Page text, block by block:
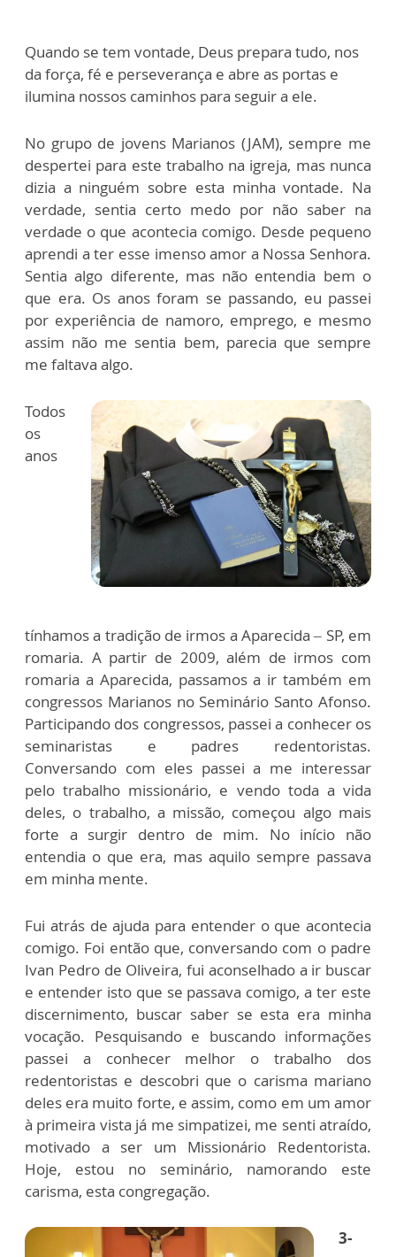
Quando se tem vontade, Deus prepara tudo, nos
da força, fé e perseverança e abre as portas e
ilumina nossos caminhos para seguir a ele.
No grupo de jovens Marianos (JAM), sempre me
despertei para este trabalho na igreja, mas nunca
dizia a ninguém sobre esta minha vontade. Na
verdade, sentia certo medo por não saber na
verdade o que acontecia comigo. Desde pequeno
aprendi a ter esse imenso amor a Nossa Senhora.
Sentia algo diferente, mas não entendia bem o
que era. Os anos foram se passando, eu passei
por experiência de namoro, emprego, e mesmo
assim não me sentia bem, parecia que sempre
me faltava algo.
Todos
os
anos
tínhamos a tradição de irmos a Aparecida – SP, em
romaria. A partir de 2009, além de irmos com
romaria a Aparecida, passamos a ir também em
congressos Marianos no Seminário Santo Afonso.
Participando dos congressos, passei a conhecer os
seminaristas e padres redentoristas.
Conversando com eles passei a me interessar
pelo trabalho missionário, e vendo toda a vida
deles, o trabalho, a missão, começou algo mais
forte a surgir dentro de mim. No início não
entendia o que era, mas aquilo sempre passava
em minha mente.
Fui atrás de ajuda para entender o que acontecia
comigo. Foi então que, conversando com o padre
Ivan Pedro de Oliveira, fui aconselhado a ir buscar
e entender isto que se passava comigo, a ter este
discernimento, buscar saber se esta era minha
vocação. Pesquisando e buscando informações
passei a conhecer melhor o trabalho dos
redentoristas e descobri que o carisma mariano
deles era muito forte, e assim, como em um amor
à primeira vista já me simpatizei, me senti atraído,
motivado a ser um Missionário Redentorista.
Hoje, estou no seminário, namorando este
carisma, esta congregação.
3-